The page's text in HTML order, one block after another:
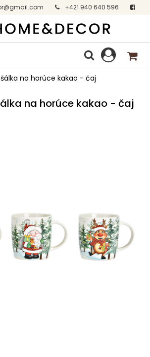
+421 940 640 596
Facebook
na horúce kakao - čaj
na horúce kakao - čaj